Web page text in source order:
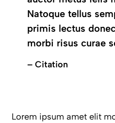
Natoque tellus
primis lectus
morbi risus curae
– Citation
Lorem ipsum amet elit